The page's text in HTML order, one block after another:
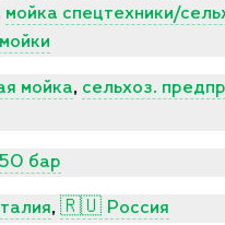
мойка спецтехники/
мойка, сельхоз.
бар
, 🇷🇺 Россия